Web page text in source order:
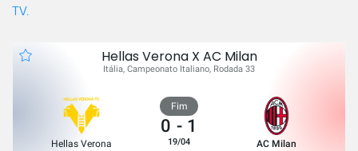
TV.
Hellas Verona X AC Milan
Itália, Campeonato Italiano, Rodada 33
Hellas Verona
Fim
0 - 1
19/04 AC Milan